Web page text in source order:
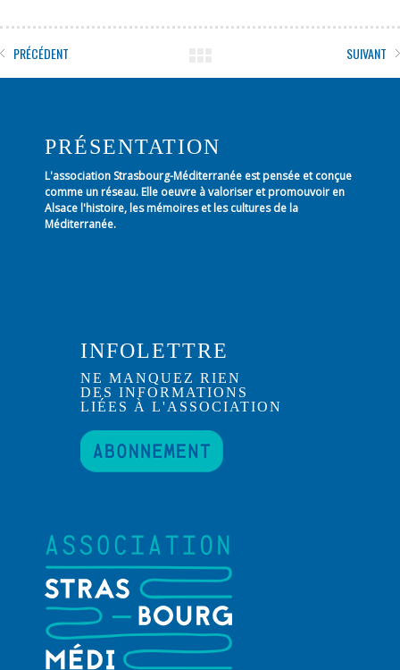
PRÉCÉDENT SUIVANT
PRÉSENTATION
L'association Strasbourg-Méditerranée est pensée et conçue
comme un réseau. Elle oeuvre à valoriser et promouvoir en
Alsace l'histoire, les mémoires et les cultures de la
Méditerranée.
INFOLETTRE
NE MANQUEZ RIEN
DES INFORMATIONS
LIÉES À L'ASSOCIATION